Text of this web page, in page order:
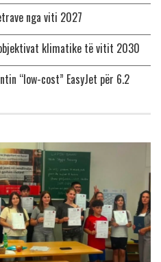
nga viti 2027
klimatike të vitit 2030
“low-cost” EasyJet për 6.2